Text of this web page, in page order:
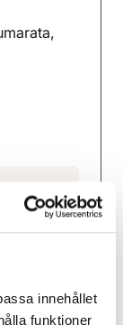
innehållet
funktioner